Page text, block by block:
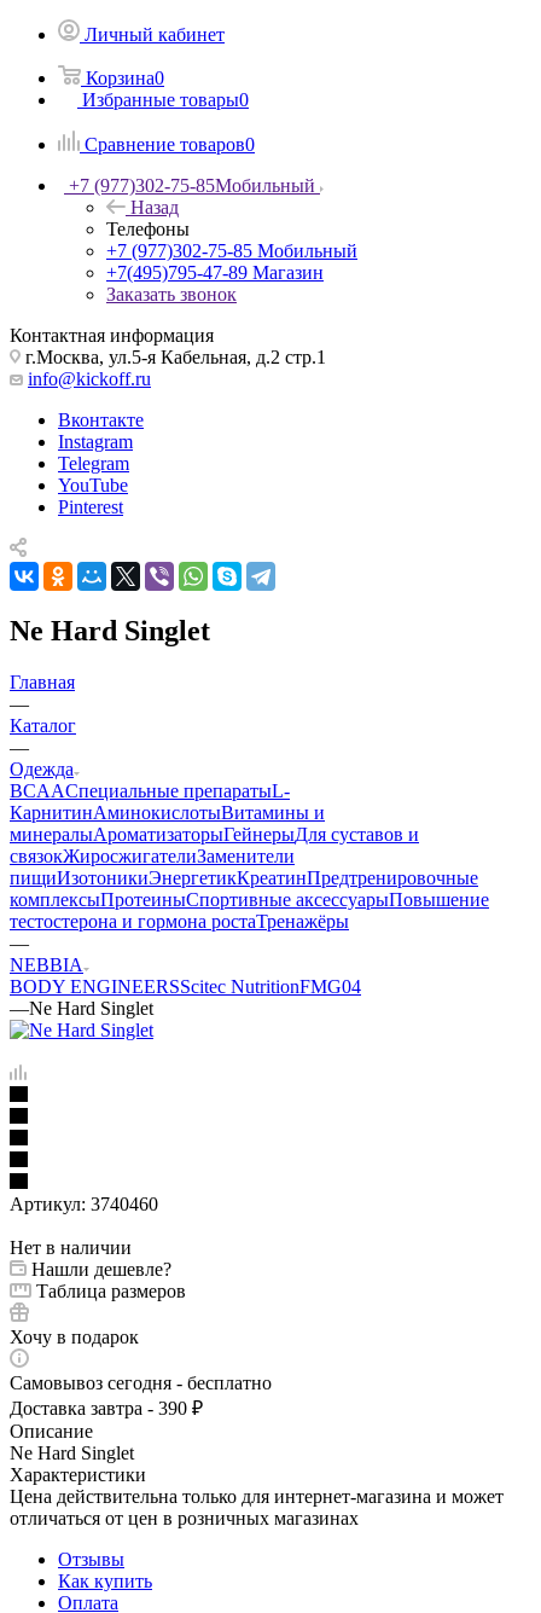
Личный кабинет
Корзина0
Избранные товары0
Сравнение товаров0
+7 (977)302-75-85Мобильный
Назад
Телефоны
+7 (977)302-75-85 Мобильный
+7(495)795-47-89 Магазин
Заказать звонок
Контактная информация
г.Москва, ул.5-я Кабельная, д.2 стр.1
info@kickoff.ru
Вконтакте
Instagram
Telegram
YouTube
Pinterest
Ne Hard Singlet
Главная
—
Каталог
—
Одежда
BCAACпециальные препаратыL-
КарнитинАминокислотыВитамины и
минералыАроматизаторыГейнерыДля суставов и
связокЖиросжигателиЗаменители
пищиИзотоникиЭнергетикКреатинПредтренировочные
комплексыПротеиныСпортивные аксессуарыПовышение
тестостерона и гормона ростаТренажёры
—
NEBBIA
BODY ENGINEERSScitec NutritionFMG04
—Ne Hard Singlet
Артикул: 3740460
Нет в наличии
Нашли дешевле?
Таблица размеров
Хочу в подарок
Самовывоз сегодня - бесплатно
Доставка завтра - 390 ₽
Описание
Ne Hard Singlet
Характеристики
Цена действительна только для интернет-магазина и может
отличаться от цен в розничных магазинах
Отзывы
Как купить
Оплата